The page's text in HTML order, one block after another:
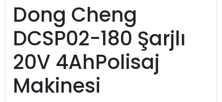
Dong Cheng
DCSP02-180 Şarjlı
20V 4AhPolisaj
Makinesi